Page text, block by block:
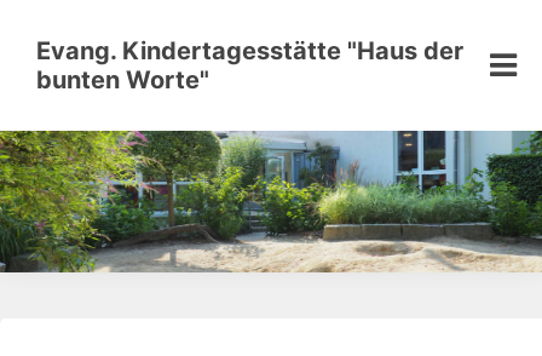
content
Evang. Kindertagesstätte "Haus der
bunten Worte"